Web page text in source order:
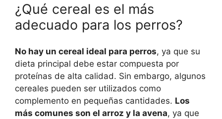
¿Qué cereal es el más
adecuado para los perros?
No hay un cereal ideal para perros, ya que su
dieta principal debe estar compuesta por
proteínas de alta calidad. Sin embargo, algunos
cereales pueden ser utilizados como
complemento en pequeñas cantidades. Los
más comunes son el arroz y la avena, ya que